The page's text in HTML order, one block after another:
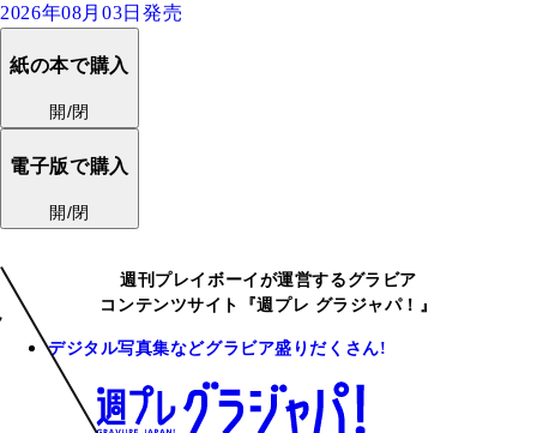
2026年08月03日発売
紙の本で購入
開/閉
電子版で購入
開/閉
週刊プレイボーイが運営するグラビア
コンテンツサイト『週プレ グラジャパ！』
デジタル写真集などグラビア盛りだくさん!